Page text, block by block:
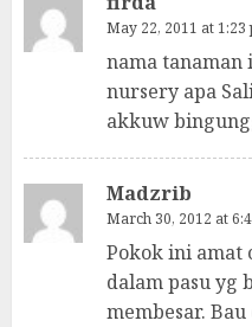
May 22, 2011 at 1:23
nama tanaman
nursery apa
akkuw
Madzrib
March 30, 2012 at
Pokok ini amat
dalam pasu yg
membesar.